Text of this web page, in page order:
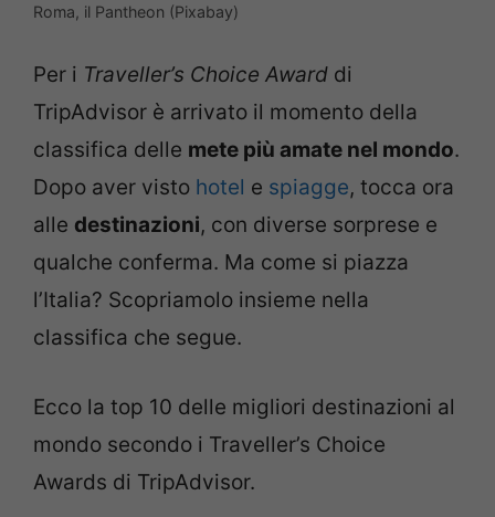
Roma, il Pantheon (Pixabay)
Per i Traveller’s Choice Award di
TripAdvisor è arrivato il momento della
classifica delle mete più amate nel mondo.
Dopo aver visto hotel e spiagge, tocca ora
alle destinazioni, con diverse sorprese e
qualche conferma. Ma come si piazza
l’Italia? Scopriamolo insieme nella
classifica che segue.
Ecco la top 10 delle migliori destinazioni al
mondo secondo i Traveller’s Choice
Awards di TripAdvisor.